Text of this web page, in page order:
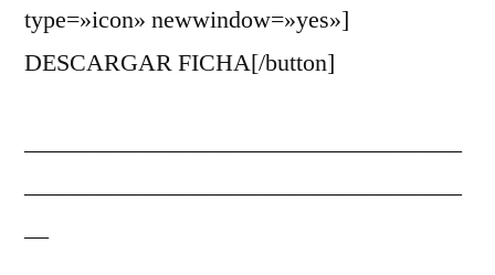
type=»icon» newwindow=»yes»]
DESCARGAR FICHA[/button]